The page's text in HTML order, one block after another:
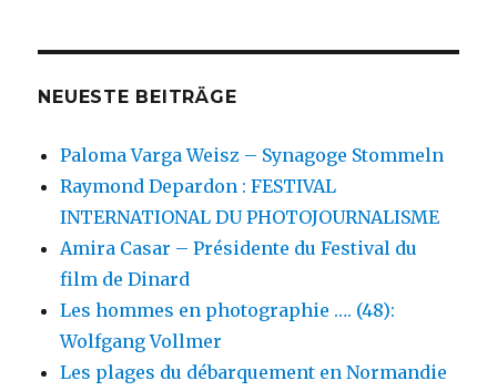
NEUESTE BEITRÄGE
Paloma Varga Weisz – Synagoge Stommeln
Raymond Depardon : FESTIVAL
INTERNATIONAL DU PHOTOJOURNALISME
Amira Casar – Présidente du Festival du
film de Dinard
Les hommes en photographie …. (48):
Wolfgang Vollmer
Les plages du débarquement en Normandie